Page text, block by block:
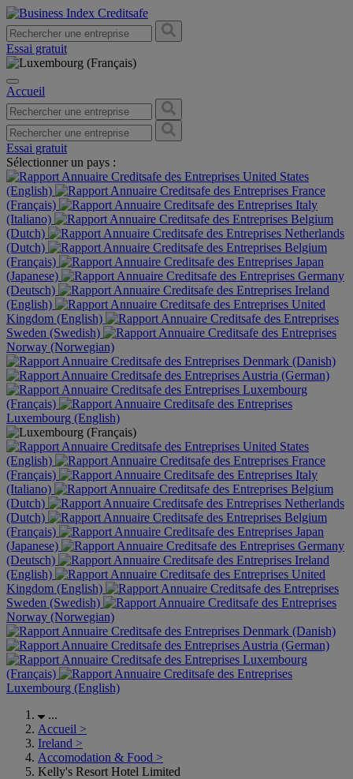
Essai gratuit
Accueil
Essai gratuit
Sélectionner un pays :
United States
(English)
France
(Français)
Italy
(Italiano)
Belgium
(Dutch)
Netherlands
(Dutch)
Belgium
(Français)
Japan
(Japanese)
Germany
(Deutsch)
Ireland
(English)
United
Kingdom (English)
Sweden (Swedish)
Norway (Norwegian)
Denmark (Danish)
Austria (German)
Luxembourg
(Français)
Luxembourg (English)
United States
(English)
France
(Français)
Italy
(Italiano)
Belgium
(Dutch)
Netherlands
(Dutch)
Belgium
(Français)
Japan
(Japanese)
Germany
(Deutsch)
Ireland
(English)
United
Kingdom (English)
Sweden (Swedish)
Norway (Norwegian)
Denmark (Danish)
Austria (German)
Luxembourg
(Français)
Luxembourg (English)
...
Accueil >
Ireland >
Accomodation & Food >
Kelly's Resort Hotel Limited